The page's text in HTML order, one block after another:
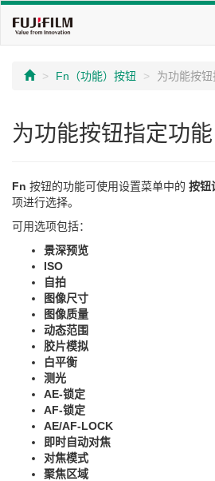
Fn（功能）按钮 为功能按
为功能按钮指定功能
Fn 按钮的功能可使用设置菜单中的 按钮
项进行选择。
可用选项包括：
景深预览
ISO
自拍
图像尺寸
图像质量
动态范围
胶片模拟
白平衡
测光
AE-锁定
AF-锁定
AE/AF-LOCK
即时自动对焦
对焦模式
聚焦区域